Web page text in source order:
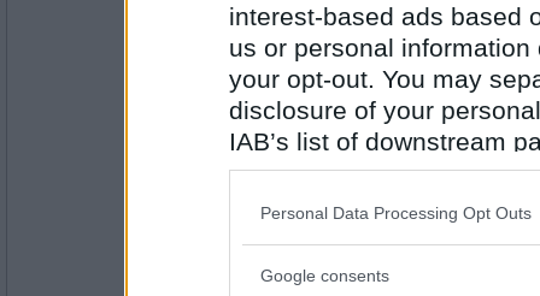
interest-based ads based
us or personal
your opt-out. You may
disclosure of your
IAB’s list of downstream
also be disclosed by us
Downstream Participants
Please note that this
Personal Data Processing Opt Outs
Google consents
37631
Platsen var kristinehovs malmgård på
den tiden ;-))